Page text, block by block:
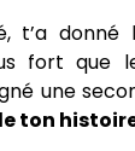
t’a donné
fort que
une
ton